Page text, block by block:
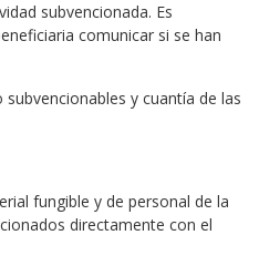
subvencionada. Es
comunicar si se han
subvencionables y cuantía de las
fungible y de personal de la
directamente con el